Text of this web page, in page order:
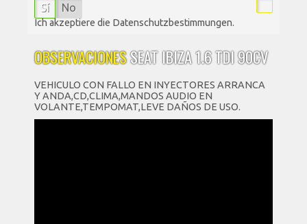
Sí No
Ich akzeptiere die Datenschutzbestimmungen.
OBSERVACIONESSEAT IBIZA 1.6 TDI 90CV
VEHICULO CON FALLO EN INYECTORES ARRANCA
Y ANDA,CD,CLIMA,MANDOS AUDIO EN
VOLANTE,TEMPOMAT,LEVE DAÑOS DE USO.